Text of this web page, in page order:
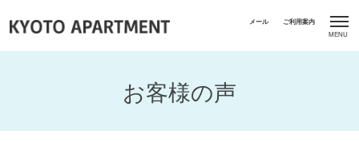
お客様の声